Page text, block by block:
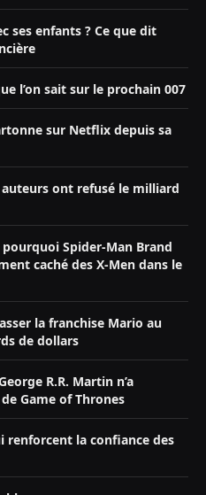
ses enfants ? Ce que dit
l’on sait sur le prochain 007
sur Netflix depuis sa
ont refusé le milliard
pourquoi Spider-Man Brand
caché des X-Men dans le
la franchise Mario au
de dollars
R.R. Martin n’a
Game of Thrones
renforcent la confiance des